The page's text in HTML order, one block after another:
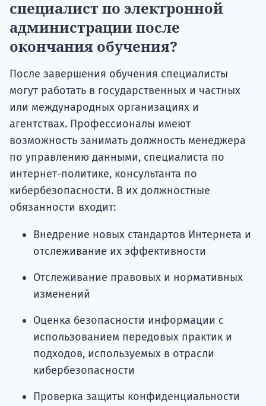
специалист по электронной
администрации после
окончания обучения?
После завершения обучения специалисты
могут работать в государственных и частных
или международных организациях и
агентствах. Профессионалы имеют
возможность занимать должность менеджера
по управлению данными, специалиста по
интернет-политике, консультанта по
кибербезопасности. В их должностные
обязанности входит:
Внедрение новых стандартов Интернета и
отслеживание их эффективности
Отслеживание правовых и нормативных
изменений
Оценка безопасности информации с
использованием передовых практик и
подходов, используемых в отрасли
кибербезопасности
Проверка защиты конфиденциальности